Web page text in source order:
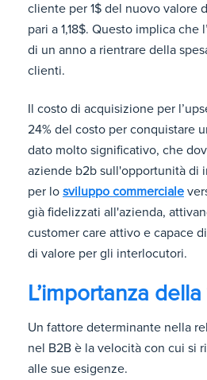
cliente per 1$ del nuovo valore
pari a 1,18$. Questo implica che
di un anno a rientrare della
clienti.
Il costo di acquisizione per
24% del costo per conquistare
dato molto significativo, che
aziende b2b sull'opportunità di
per lo sviluppo commerciale
già fidelizzati all'azienda,
customer care attivo e capace
di valore per gli interlocutori.
L’importanza
Un fattore determinante nella
nel B2B è la velocità con cui si
alle sue esigenze.